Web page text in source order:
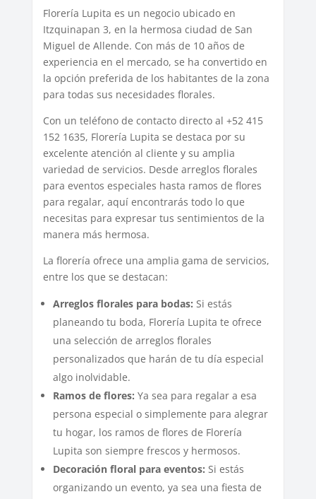
Florería Lupita es un negocio ubicado en
Itzquinapan 3, en la hermosa ciudad de San
Miguel de Allende. Con más de 10 años de
experiencia en el mercado, se ha convertido en
la opción preferida de los habitantes de la zona
para todas sus necesidades florales.
Con un teléfono de contacto directo al +52 415
152 1635, Florería Lupita se destaca por su
excelente atención al cliente y su amplia
variedad de servicios. Desde arreglos florales
para eventos especiales hasta ramos de flores
para regalar, aquí encontrarás todo lo que
necesitas para expresar tus sentimientos de la
manera más hermosa.
La florería ofrece una amplia gama de servicios,
entre los que se destacan:
Arreglos florales para bodas: Si estás
planeando tu boda, Florería Lupita te ofrece
una selección de arreglos florales
personalizados que harán de tu día especial
algo inolvidable.
Ramos de flores: Ya sea para regalar a esa
persona especial o simplemente para alegrar
tu hogar, los ramos de flores de Florería
Lupita son siempre frescos y hermosos.
Decoración floral para eventos: Si estás
organizando un evento, ya sea una fiesta de